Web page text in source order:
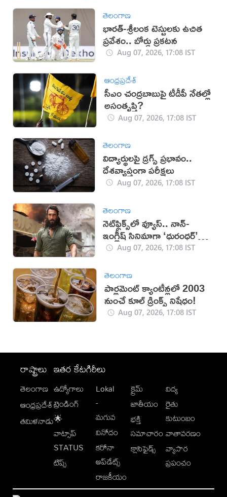
తెలంగాణ
భారత్-శ్రీలంక టెస్టులకు ఉచిత
ప్రవేశం.. బోర్డు ప్రకటన
Aug 07, 2026, 17:08 IST
ఆంధ్రప్రదేశ్
సీఎం చంద్రబాబుపై టీడీపీ నేతల్లో
అసంతృప్తి?
Aug 07, 2026, 17:08 IST
తెలంగాణ
విద్యార్థులపై డ్రగ్స్ ప్రభావం..
దేశవ్యాప్తంగా పరీక్షలు
Aug 07, 2026, 17:08 IST
తెలంగాణ
నెట్‌ఫ్లిక్స్‌లో వ్యూస్.. నాన్-
ఇంగ్లీష్ సినిమాగా ‘ధురంధర్’
రికార్డుAug 07, 2026, 17:08 IST
తెలంగాణ
పార్లమెంట్ క్యాంటీన్లలో 2003
నుంచే కూల్ డ్రింక్స్ నిషేధం!
Aug 07, 2026, 17:08 IST
రాష్ట్రాలు
తెలంగాణ
ఆంధ్రప్రదేశ్
తమిళనాడు
ఇతర కేటగిరీలు
ఉద్యోగాలు
ట్రెండింగ్
🌟
వాట్సాప్
STATUS
టిప్స్
Lokal
-
మగువ
వినోదం
కరోనా
అప్‌డేట్స్
రాజకీయం
క్రైమ్
జాతీయం
భక్తి
సమాచారం
క్లాసిఫైడ్స్
విద్య
రైతు
కుటుంబం
వాతావరణం
వ్యాపార
ప్రపంచం